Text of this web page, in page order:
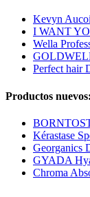
Kevyn
I WANT
Wella
Perfect hair
Productos nuevos:
Kérastase
Georganics
GYADA
Chroma